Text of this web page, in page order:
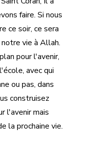
faire. Si nous
ce soir, ce sera
vie à Allah.
pour l'avenir,
avec qui
ou pas, dans
construisez
l'avenir mais
la prochaine vie.